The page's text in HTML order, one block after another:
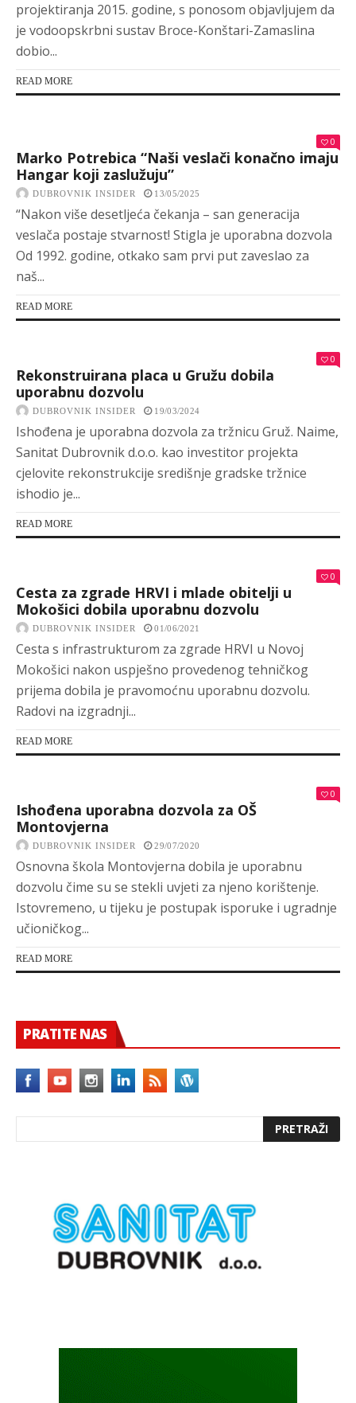
projektiranja 2015. godine, s ponosom objavljujem da
je vodoopskrbni sustav Broce-Konštari-Zamaslina
dobio...
READ MORE
0
Marko Potrebica “Naši veslači konačno imaju
Hangar koji zaslužuju”
DUBROVNIK INSIDER 13/05/2025
“Nakon više desetljeća čekanja – san generacija
veslača postaje stvarnost! Stigla je uporabna dozvola
Od 1992. godine, otkako sam prvi put zaveslao za
naš...
READ MORE
0
Rekonstruirana placa u Gružu dobila
uporabnu dozvolu
DUBROVNIK INSIDER 19/03/2024
Ishođena je uporabna dozvola za tržnicu Gruž. Naime,
Sanitat Dubrovnik d.o.o. kao investitor projekta
cjelovite rekonstrukcije središnje gradske tržnice
ishodio je...
READ MORE
0
Cesta za zgrade HRVI i mlade obitelji u
Mokošici dobila uporabnu dozvolu
DUBROVNIK INSIDER 01/06/2021
Cesta s infrastrukturom za zgrade HRVI u Novoj
Mokošici nakon uspješno provedenog tehničkog
prijema dobila je pravomoćnu uporabnu dozvolu.
Radovi na izgradnji...
READ MORE
0
Ishođena uporabna dozvola za OŠ
Montovjerna
DUBROVNIK INSIDER 29/07/2020
Osnovna škola Montovjerna dobila je uporabnu
dozvolu čime su se stekli uvjeti za njeno korištenje.
Istovremeno, u tijeku je postupak isporuke i ugradnje
učioničkog...
READ MORE
PRATITE NAS